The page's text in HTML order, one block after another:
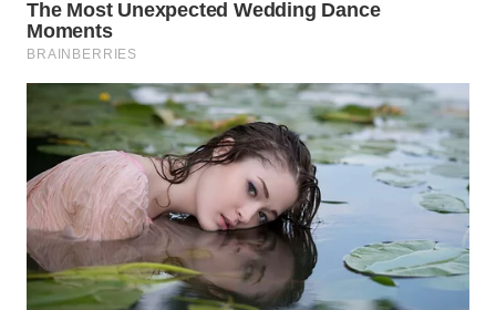
WN
PAKPAK
WN
KARAWANG
WN
BEKASI
BOGOR